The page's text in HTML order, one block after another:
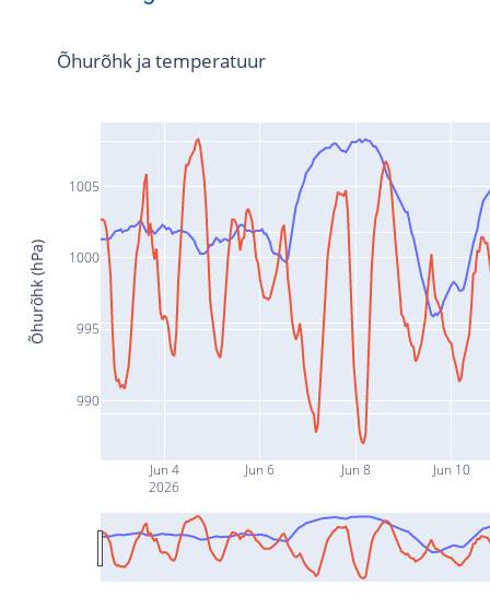
Jun 4
2026
Jun 6 Jun 8 Jun 10
990
995
1000
1005
Õhurõhk ja temperatuur
Õhurõhk (hPa)